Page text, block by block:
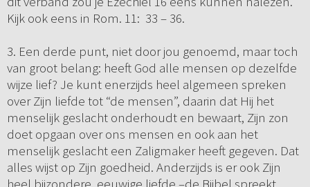
Kijk ook eens in Rom. 11: 33 – 36.
3. Een derde punt, niet door jou genoemd, maar toch
van groot belang: heeft God alle mensen op dezelfde
wijze lief? Je kunt enerzijds heel algemeen spreken
over Zijn liefde tot “de mensen”, daarin dat Hij het
menselijk geslacht onderhoudt en bewaart, Zijn zon
doet opgaan over ons mensen en ook aan het
menselijk geslacht een Zaligmaker heeft gegeven. Dat
alles wijst op Zijn goedheid. Anderzijds is er ook Zijn